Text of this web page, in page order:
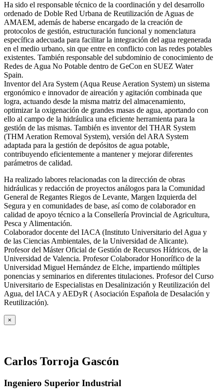
Ha sido el responsable técnico de la coordinación y del desarrollo
ordenado de Doble Red Urbana de Reutilización de Aguas de
AMAEM, además de haberse encargado de la creación de
protocolos de gestión, estructuración funcional y nomenclatura
específica adecuada para facilitar la integración del agua regenerada
en el medio urbano, sin que entre en conflicto con las redes potables
existentes. También responsable del subdominio de conocimiento de
Redes de Agua No Potable dentro de GeCon en SUEZ Water
Spain.
Inventor del Ara System (Aqua Reuse Aeration System) un sistema
ergonómico e innovador de aireación y agitación combinada que
logra, actuando desde la misma matriz del almacenamiento,
optimizar la oxigenación de grandes masas de agua, aportando con
ello al campo de la hidráulica una eficiente herramienta para la
gestión de las mismas. También es inventor del THAR System
(THM Aeration Removal System), versión del ARA System
adaptada para la gestión de depósitos de agua potable,
contribuyendo eficientemente a mantener y mejorar diferentes
parámetros de calidad.
Ha realizado labores relacionadas con la dirección de obras
hidráulicas y redacción de proyectos análogos para la Comunidad
General de Regantes Riegos de Levante, Margen Izquierda del
Segura y en comunidades de base, así como de colaborador en
calidad de apoyo técnico a la Consellería Provincial de Agricultura,
Pesca y Alimentación.
Colaborador docente del IACA (Instituto Universitario del Agua y
de las Ciencias Ambientales, de la Universidad de Alicante).
Profesor del Máster Oficial de Gestión de Recursos Hídricos, de la
Universidad de Valencia. Profesor Colaborador Honorífico de la
Universidad Miguel Hernández de Elche, impartiendo múltiples
ponencias y seminarios en diferentes titulaciones. Profesor del Curso
Universitario de Especialistas en Desalinización y Reutilización del
Agua, del IACA y AEDyR ( Asociación Española de Desalación y
Reutilización).
×
Carlos Torroja Gascón
Ingeniero Superior Industrial